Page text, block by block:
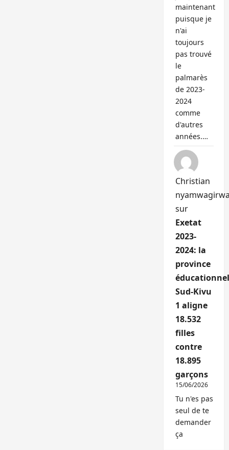
maintenant
puisque je
n'ai
toujours
pas trouvé
le
palmarès
de 2023-
2024
comme
d'autres
années.…
Christian
sur
Exetat
2023-
2024: la
province
Sud-Kivu
1 aligne
18.532
filles
contre
18.895
garçons
15/06/2026
Tu n'es pas
seul de te
demander
ça